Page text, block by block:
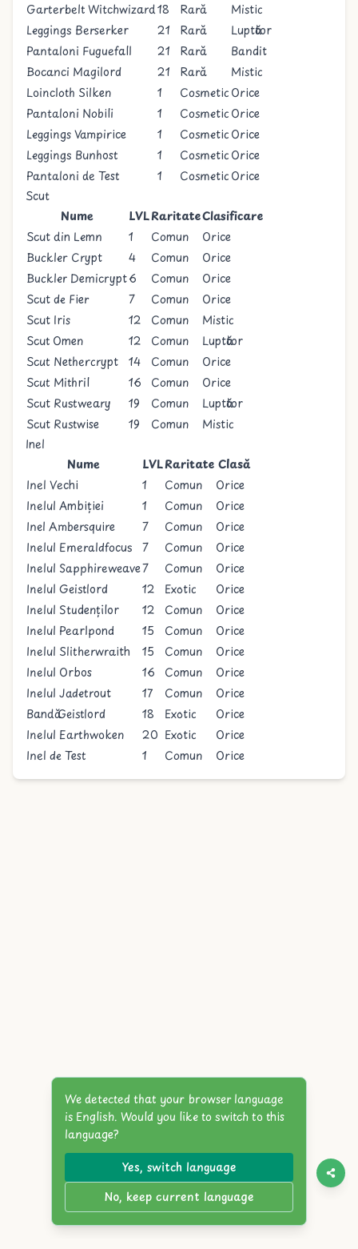
Garterbelt Witchwizard18 Rară
Mistic
Leggings Berserker
21 Rară
Luptător
Pantaloni Fuguefall
21 Rară
Bandit
Bocanci Magilord
21 Rară
Mistic
Loincloth Silken
1 CosmeticOrice
Pantaloni Nobili
1 CosmeticOrice
Leggings Vampirice
1 CosmeticOrice
Leggings Bunhost
1 CosmeticOrice
Pantaloni de Test
1 CosmeticOrice
Scut
Nume
LVLRaritateClasificare
Scut din Lemn
1 Comun
Orice
Buckler Crypt
4 Comun
Orice
Buckler Demicrypt6 Comun
Orice
Scut de Fier
7 Comun
Orice
Scut Iris
12 Comun
Mistic
Scut Omen
12 Comun
Luptător
Scut Nethercrypt
14 Comun
Orice
Scut Mithril
16 Comun
Orice
Scut Rustweary
19 Comun
Luptător
Scut Rustwise
19 Comun
Mistic
Inel
Nume
LVLRaritate Clasă
Inel Vechi
1 Comun
Orice
Inelul Ambiției
1 Comun
Orice
Inel Ambersquire
7 Comun
Orice
Inelul Emeraldfocus
7 Comun
Orice
Inelul Sapphireweave7 Comun
Orice
Inelul Geistlord
12 Exotic
Orice
Inelul Studenților
12 Comun
Orice
Inelul Pearlpond
15 Comun
Orice
Inelul Slitherwraith
15 Comun
Orice
Inelul Orbos
16 Comun
Orice
Inelul Jadetrout
17 Comun
Orice
Bandă Geistlord
18 Exotic
Orice
Inelul Earthwoken
20 Exotic
Orice
Inel de Test
1 Comun Orice
We detected that your browser language
is English. Would you like to switch to this
language?
Yes, switch language
No, keep current language